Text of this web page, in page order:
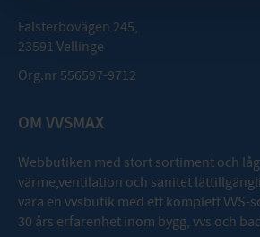
Falsterbovägen 245,
23591 Vellinge
Org.nr 556597-9712
OM VVSMAX
Webbutiken med stort sortiment och
värme,ventilation och sanitet
vara en vvsbutik med ett komplett VVS-
30 års erfarenhet inom bygg, vvs och